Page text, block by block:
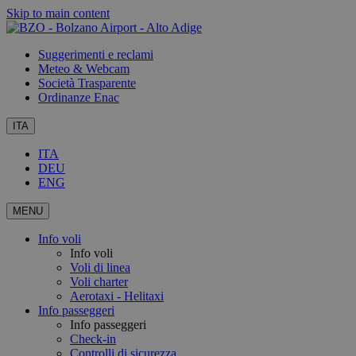
Skip to main content
Suggerimenti e reclami
Meteo & Webcam
Società Trasparente
Ordinanze Enac
ITA
ITA
DEU
ENG
MENU
Info voli
Info voli
Voli di linea
Voli charter
Aerotaxi - Helitaxi
Info passeggeri
Info passeggeri
Check-in
Controlli di sicurezza